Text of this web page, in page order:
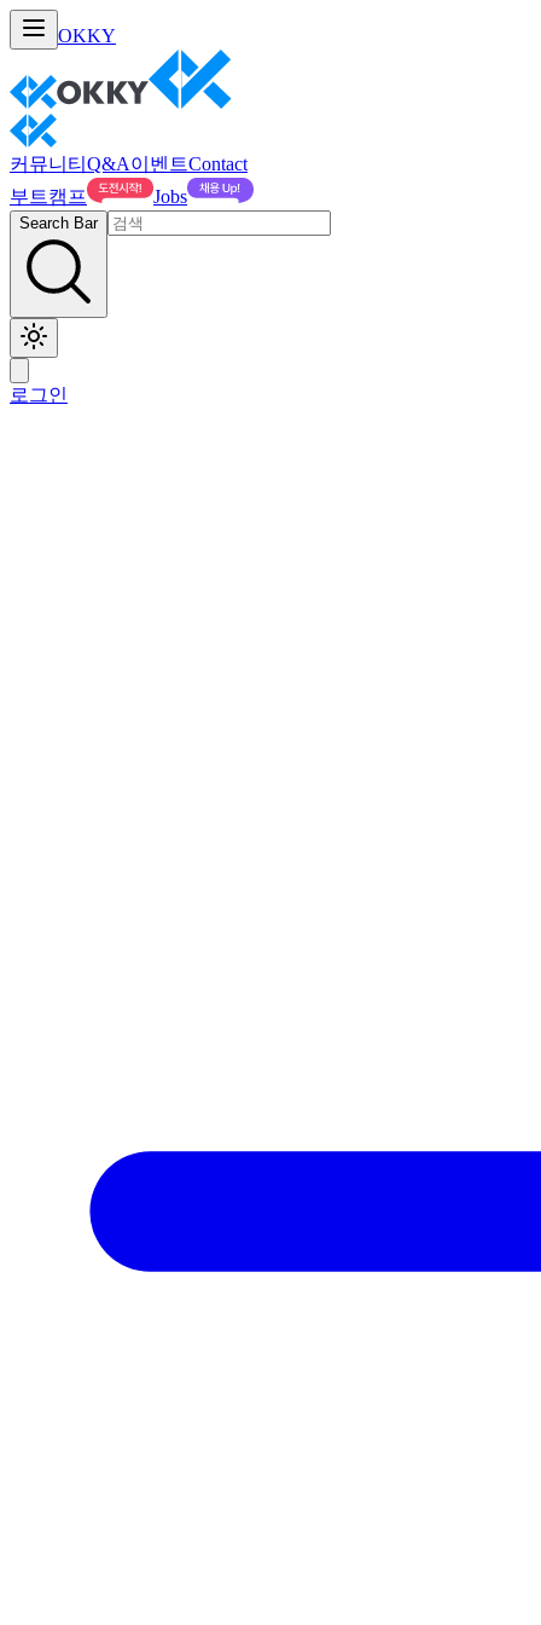
OKKY
커뮤니티 Q&A이벤트Contact
부트캠프
Jobs
Search Bar
로그인